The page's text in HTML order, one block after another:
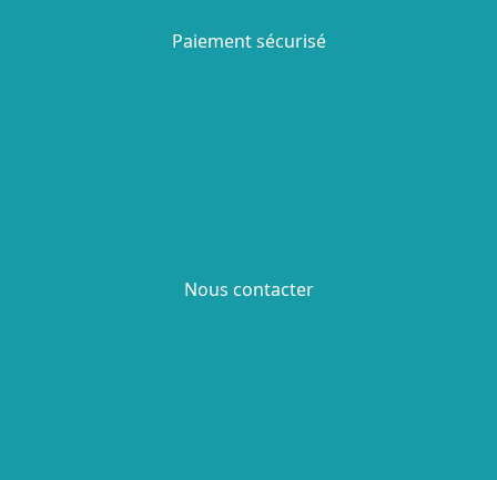
Paiement sécurisé
Nous contacter